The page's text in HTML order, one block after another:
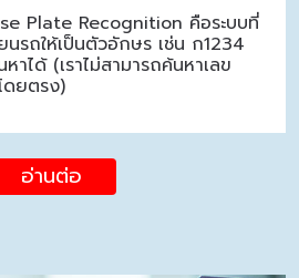
Plate Recognition คือระบบที่
นรถให้เป็นตัวอักษร เช่น ก1234
าได้ (เราไม่สามารถค้นหาเลข
ดยตรง)
อ่านต่อ